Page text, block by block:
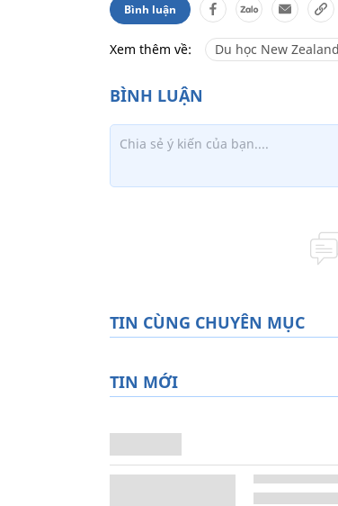
Bình luận
Xem thêm về: Du học New Zealand
TIN CÙNG CHUYÊN MỤC
TIN MỚI